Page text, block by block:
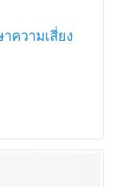
ความเสี่ยง